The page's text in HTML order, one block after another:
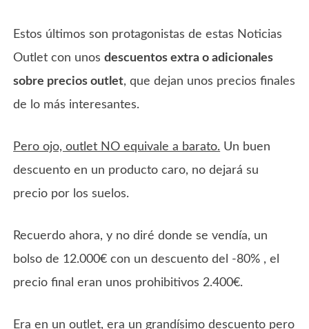
Estos últimos son protagonistas de estas Noticias
Outlet con unosdescuentos extra o adicionales
sobre precios outlet, que dejan unos precios finales
de lo más interesantes.
Pero ojo, outlet NO equivale a barato. Un buen
descuento en un producto caro, no dejará su
precio por los suelos.
Recuerdo ahora, y no diré donde se vendía, un
bolso de 12.000€ con un descuento del -80% , el
precio final eran unos prohibitivos 2.400€.
Era en un outlet, era un grandísimo descuento pero